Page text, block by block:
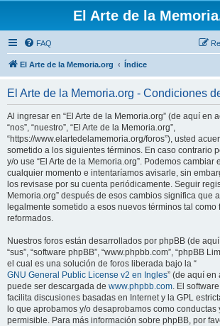
El Arte de la
FAQ
El Arte de la Memoria.org Índice
El Arte de la Memoria.org - Condiciones
Al ingresar en “El Arte de la Memoria.org” (de aquí en
“nos”, “nuestro”, “El Arte de la Memoria.org”,
“https://www.elartedelamemoria.org/foros”), usted
sometido a los siguientes términos. En caso contrario
y/o use “El Arte de la Memoria.org”. Podemos cambiar
cualquier momento e intentaríamos avisarle, sin
los revisase por su cuenta periódicamente. Seguir
Memoria.org” después de esos cambios significa que
legalmente sometido a esos nuevos términos tal
reformados.
Nuestros foros están desarrollados por phpBB (de
“sus”, “software phpBB”, “www.phpbb.com”, “phpBB
el cual es una solución de foros liberada bajo la “
GNU General Public License v2 en Ingles” (de aquí en
puede ser descargada de www.phpbb.com. El
facilita discusiones basadas en Internet y la GPL
lo que aprobamos y/o desaprobamos como conductas
permisible. Para más información sobre phpBB, por